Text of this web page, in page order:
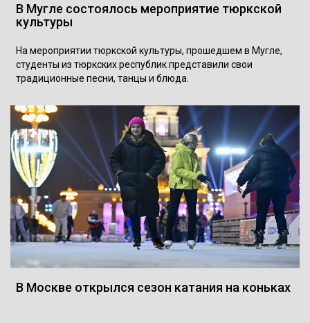
В Мугле состоялось мероприятие тюркской
культуры
На мероприятии тюркской культуры, прошедшем в Мугле,
студенты из тюркских республик представили свои
традиционные песни, танцы и блюда.
В Москве открылся сезон катания на коньках